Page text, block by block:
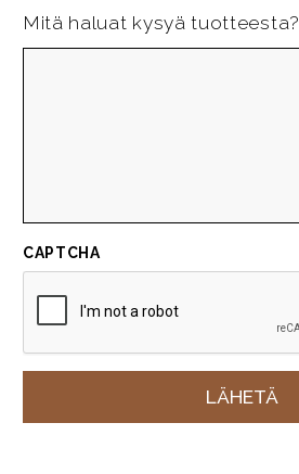
Mitä haluat kysyä tuotteesta?
CAPTCHA